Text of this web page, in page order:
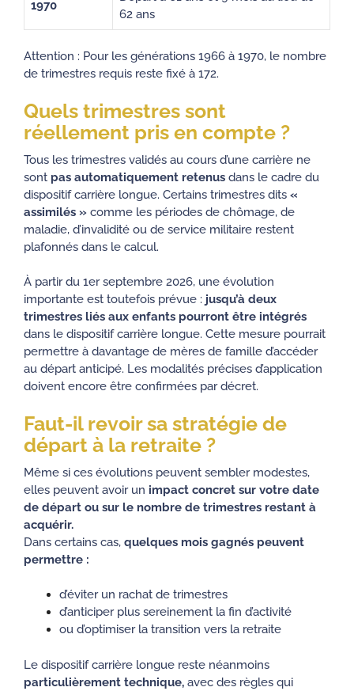
1970
62 ans
Attention : Pour les générations 1966 à 1970, le nombre
de trimestres requis reste fixé à 172.
Quels trimestres sont
réellement pris en compte ?
Tous les trimestres validés au cours d’une carrière ne
sont pas automatiquement retenus dans le cadre du
dispositif carrière longue. Certains trimestres dits «
assimilés » comme les périodes de chômage, de
maladie, d’invalidité ou de service militaire restent
plafonnés dans le calcul.
À partir du 1er septembre 2026, une évolution
importante est toutefois prévue : jusqu’à deux
trimestres liés aux enfants pourront être intégrés
dans le dispositif carrière longue. Cette mesure pourrait
permettre à davantage de mères de famille d’accéder
au départ anticipé. Les modalités précises d’application
doivent encore être confirmées par décret.
Faut-il revoir sa stratégie de
départ à la retraite ?
Même si ces évolutions peuvent sembler modestes,
elles peuvent avoir un impact concret sur votre date
de départ ou sur le nombre de trimestres restant à
acquérir.
Dans certains cas, quelques mois gagnés peuvent
permettre :
d’éviter un rachat de trimestres
d’anticiper plus sereinement la fin d’activité
ou d’optimiser la transition vers la retraite
Le dispositif carrière longue reste néanmoins
particulièrement technique, avec des règles qui